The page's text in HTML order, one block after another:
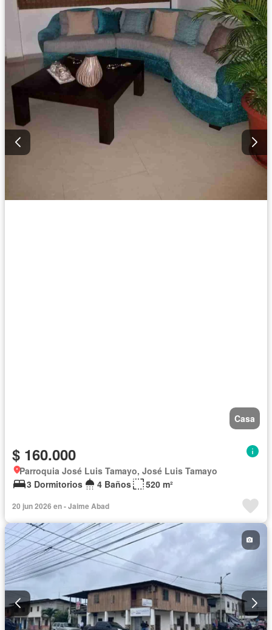
Casa
$ 160.000
Parroquia José Luis Tamayo, José Luis Tamayo
3 Dormitorios
4 Baños 520 m²
20 jun 2026 en - Jaime Abad